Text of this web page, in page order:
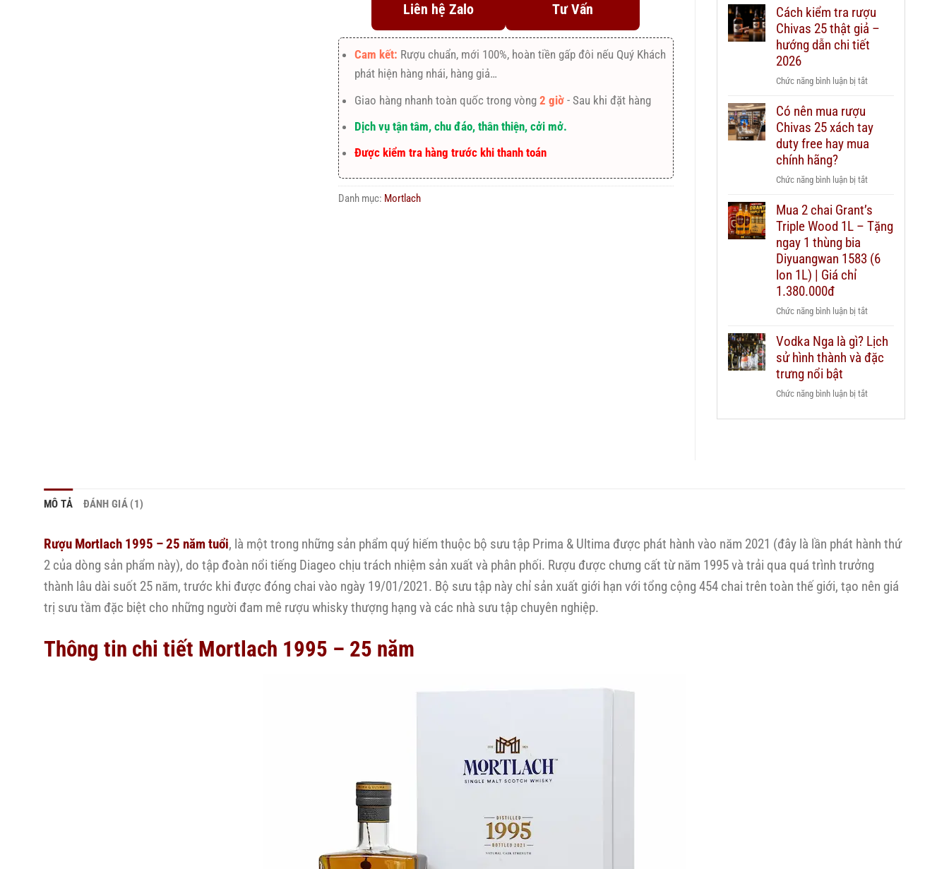
Liên hệ Zalo Tư Vấn
Cam kết: Rượu chuẩn, mới 100%, hoàn tiền gấp đôi nếu Quý Khách
phát hiện hàng nhái, hàng giả…
Giao hàng nhanh toàn quốc trong vòng 2 giờ- Sau khi đặt hàng
Dịch vụ tận tâm, chu đáo, thân thiện, cởi mở.
Được kiểm tra hàng trước khi thanh toán
Danh mục: Mortlach
Chivas
12,
18,
–
loại
nào
quà
biếu?
Cách kiểm tra rượu
Chivas 25 thật giả –
hướng dẫn chi tiết
2026
Chức năng bình luận bị tắtở
tra
rượu
thật
–
hướng
chi
Có nên mua rượu
Chivas 25 xách tay
duty free hay mua
chính hãng?
Chức năng bình luận bị tắtở
nên
mua
Chivas
25
duty
hay
mua
Mua 2 chai Grant’s
Triple Wood 1L – Tặng
ngay 1 thùng bia
Diyuangwan 1583 (6
lon 1L) | Giá chỉ
1.380.000đ
Chức năng bình luận bị tắtở
2
chai
Wood
(6
lon
|
Vodka Nga là gì? Lịch
sử hình thành và đặc
trưng nổi bật
Chức năng bình luận bị tắtở
Nga
đặc
nổi
bật
MÔ TẢ ĐÁNH GIÁ (1)
Rượu Mortlach 1995 – 25 năm tuổi, là một trong những sản phẩm quý hiếm thuộc bộ sưu tập Prima & Ultima được phát hành vào năm 2021 (đây là lần phát hành thứ
2 của dòng sản phẩm này), do tập đoàn nổi tiếng Diageo chịu trách nhiệm sản xuất và phân phối. Rượu được chưng cất từ năm 1995 và trải qua quá trình trưởng
thành lâu dài suốt 25 năm, trước khi được đóng chai vào ngày 19/01/2021. Bộ sưu tập này chỉ sản xuất giới hạn với tổng cộng 454 chai trên toàn thế giới, tạo nên giá
trị sưu tầm đặc biệt cho những người đam mê rượu whisky thượng hạng và các nhà sưu tập chuyên nghiệp.
Thông tin chi tiết Mortlach 1995 – 25 năm